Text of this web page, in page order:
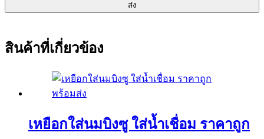
ส่ง
สินค้าที่เกี่ยวข้อง
เหยือกใส่นมบิงซู ใส่น้ำเชื่อม ราคาถูก